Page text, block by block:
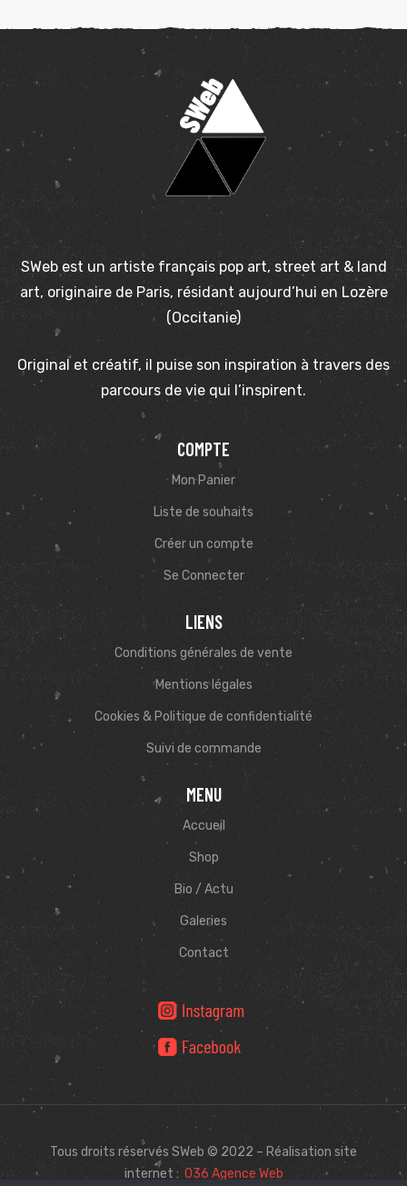
SWeb est un artiste français pop art, street art & land
art, originaire de Paris, résidant aujourd’hui en Lozère
(Occitanie)
Original et créatif, il puise son inspiration à travers des
parcours de vie qui l’inspirent.
COMPTE
Mon Panier
Liste de souhaits
Créer un compte
Se Connecter
LIENS
Conditions générales de vente
Mentions légales
Cookies & Politique de confidentialité
Suivi de commande
MENU
Accueil
Shop
Bio / Actu
Galeries
Contact
Tous droits réservés SWeb © 2022 – Réalisation site
internet : O36 Agence Web